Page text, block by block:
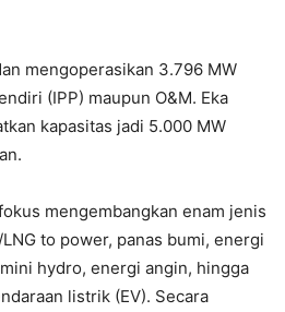
mengoperasikan 3.796 MW
(IPP) maupun O&M. Eka
kapasitas jadi 5.000 MW
mengembangkan enam jenis
to power, panas bumi, energi
hydro, energi angin, hingga
listrik (EV). Secara